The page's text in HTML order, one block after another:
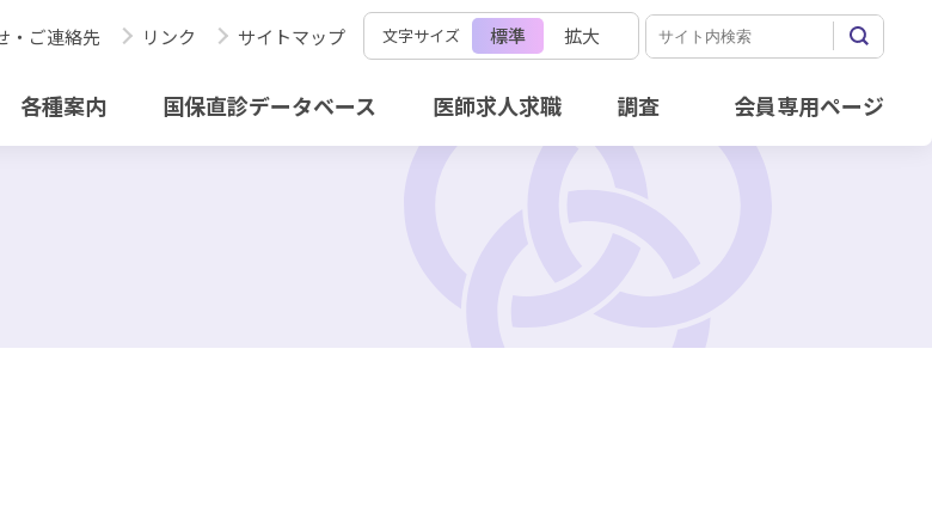
・ご連絡先 リンク サイトマップ 文字サイズ 標準 拡大
各種案内 国保直診データベース 医師求人求職 調査 会員専用ページ